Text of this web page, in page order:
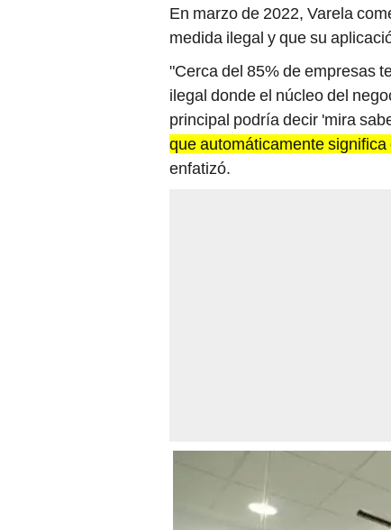
En marzo de 2022, Varela
medida ilegal y que su
"Cerca del 85% de empresas
ilegal donde el núcleo del
principal podría decir 'mira
que automáticamente
enfatizó.